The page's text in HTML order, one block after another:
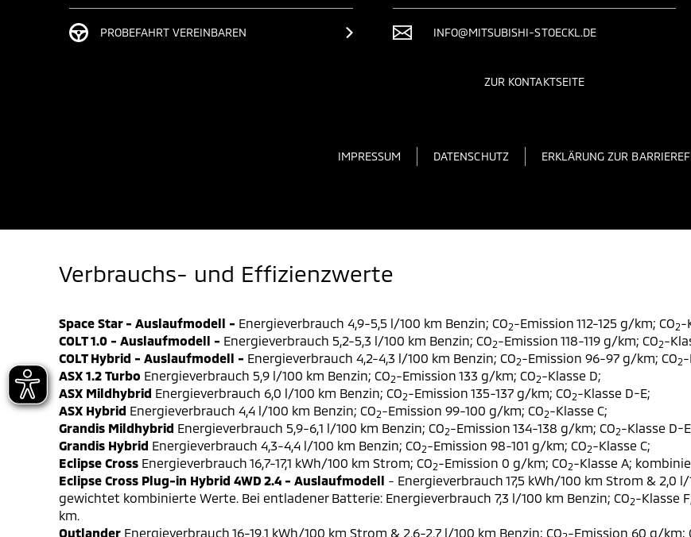
PROBEFAHRT VEREINBAREN INFO@MITSUBISHI-STOECKL.DE
ZUR KONTAKTSEITE
IMPRESSUM DATENSCHUTZ ERKLÄRUNG ZUR
Verbrauchs- und Effizienzwerte
Space Star - Auslaufmodell - Energieverbrauch 4,9-5,5 l/100 km Benzin; CO2-Emission 112-125 g/km; CO2-
COLT 1.0 - Auslaufmodell - Energieverbrauch 5,2-5,3 l/100 km Benzin; CO2-Emission 118-119 g/km; CO2-
COLT Hybrid - Auslaufmodell - Energieverbrauch 4,2-4,3 l/100 km Benzin; CO2-Emission 96-97 g/km; CO2-
ASX 1.2 Turbo Energieverbrauch 5,9 l/100 km Benzin; CO2-Emission 133 g/km; CO2-Klasse D;
ASX Mildhybrid Energieverbrauch 6,0 l/100 km Benzin; CO2-Emission 135-137 g/km; CO2-Klasse D-E;
ASX Hybrid Energieverbrauch 4,4 l/100 km Benzin; CO2-Emission 99-100 g/km; CO2-Klasse C;
Grandis Mildhybrid Energieverbrauch 5,9-6,1 l/100 km Benzin; CO2-Emission 134-138 g/km; CO2-Klasse D-
Grandis Hybrid Energieverbrauch 4,3-4,4 l/100 km Benzin; CO2-Emission 98-101 g/km; CO2-Klasse C;
Eclipse Cross Energieverbrauch 16,7-17,1 kWh/100 km Strom; CO2-Emission 0 g/km; CO2-Klasse A;
Eclipse Cross Plug-in Hybrid 4WD 2.4 - Auslaufmodell - Energieverbrauch 17,5 kWh/100 km Strom & 2,0 l/
gewichtet kombinierte Werte. Bei entladener Batterie: Energieverbrauch 7,3 l/100 km Benzin; CO2-Klasse
km.
Outlander Energieverbrauch 16-19,1 kWh/100 km Strom & 2,6-2,7 l/100 km Benzin; CO -Emission 60 g/km;